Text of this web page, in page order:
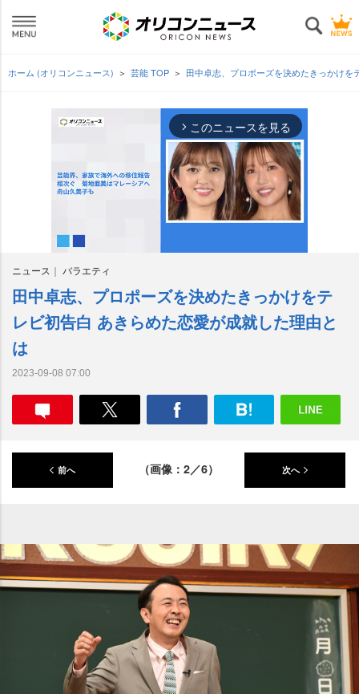
ホーム (オリコンニュース) 芸能 TOP 田中卓志、プロポーズを決めたきっかけ
arrow_forward_ios このニュースを見る
M
u
t
ニュース バラエティ
田中卓志、プロポーズを決めたきっかけをテ
レビ初告白 あきらめた恋愛が成就した理由と
は
2023-09-08 07:00
前へ （画像：2／6） 次へ